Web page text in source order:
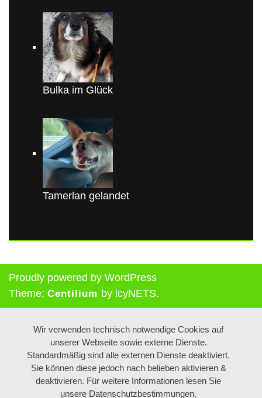
Bulka im Glück
Tamerlan gelandet
Proudly powered by WordPress
Theme: Centilium by icyNETS.
Wir verwenden technisch notwendige Cookies auf
unserer Webseite sowie externe Dienste.
Standardmäßig sind alle externen Dienste deaktiviert.
Sie können diese jedoch nach belieben aktivieren &
deaktivieren. Für weitere Informationen lesen Sie
unsere Datenschutzbestimmungen.